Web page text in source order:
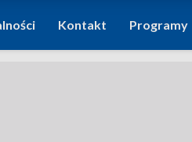
Kontakt Programy